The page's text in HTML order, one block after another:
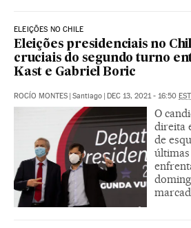
ELEIÇÕES NO CHILE
Eleições presidenciais no
cruciais do segundo turno
Kast e Gabriel Boric
ROCÍO MONTES Santiago DEC 13, 2021 - 16:50 EST
O
direita
de
últimas